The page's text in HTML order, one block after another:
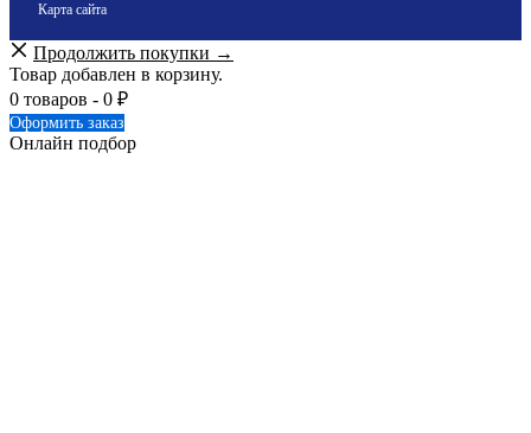
Карта сайта
Продолжить покупки →
Товар добавлен в корзину.
0 товаров - 0 ₽
Оформить заказ
Онлайн подбор